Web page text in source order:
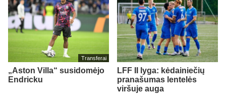
Transferai
„Aston Villa“ susidomėjo
Endricku
LFF II lyga: kėdainiečių
pranašumas lentelės
viršuje auga